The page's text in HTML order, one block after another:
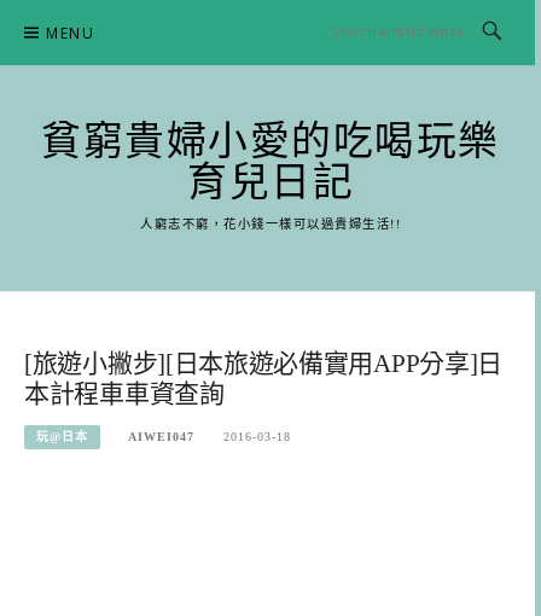
content
MENU
貧窮貴婦小愛的吃喝玩樂
育兒日記
人窮志不窮，花小錢一樣可以過貴婦生活!!
[旅遊小撇步][日本旅遊必備實用APP分享]日
本計程車車資查詢
玩@日本 AIWEI047 2016-03-18